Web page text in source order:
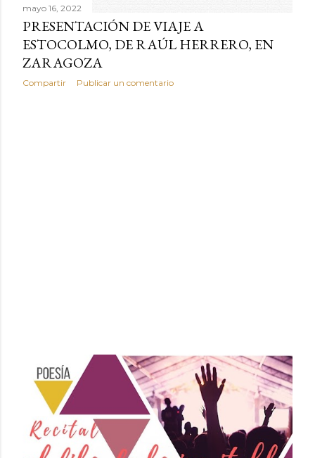
mayo 16, 2022
PRESENTACIÓN DE VIAJE A
ESTOCOLMO, DE RAÚL HERRERO, EN
ZARAGOZA
Compartir Publicar un comentario